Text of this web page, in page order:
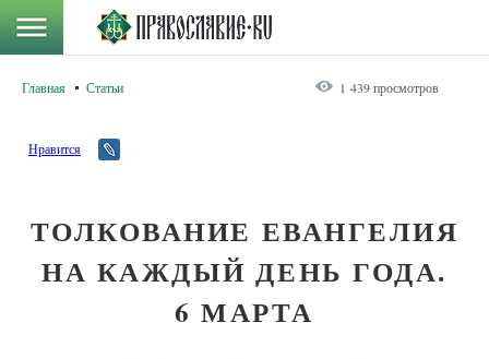
Главная Статьи 1 439 просмотров
Нравится
ТОЛКОВАНИЕ ЕВАНГЕЛИЯ
НА КАЖДЫЙ ДЕНЬ ГОДА.
6 МАРТА